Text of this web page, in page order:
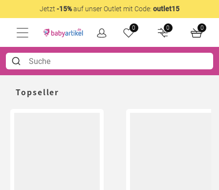
Jetzt -15%auf unser Outlet mit Code: outlet15
0 0 0
Topseller